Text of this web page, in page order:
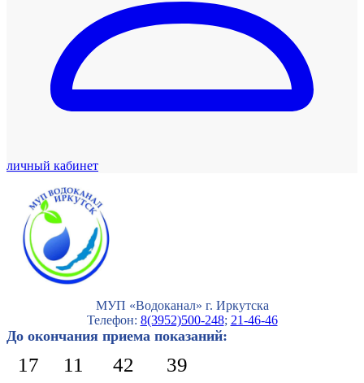
личный кабинет
МУП «Водоканал» г. Иркутска
Телефон: 8(3952)500-248; 21-46-46
До окончания приема показаний:
17 11 42 39